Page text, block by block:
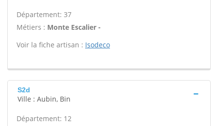
Département: 37
Métiers : Monte Escalier -
Voir la fiche artisan : Isodeco
S2d
Ville : Aubin, Bin
Département: 12